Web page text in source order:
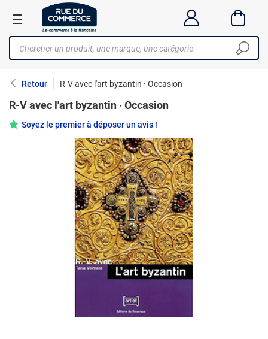
Retour R-V avec l'art byzantin · Occasion
R-V avec l'art byzantin · Occasion
Soyez le premier à déposer un avis !